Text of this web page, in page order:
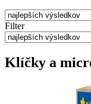
Filter
Klíčky a